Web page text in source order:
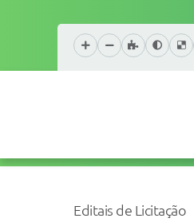
Editais de Licitação